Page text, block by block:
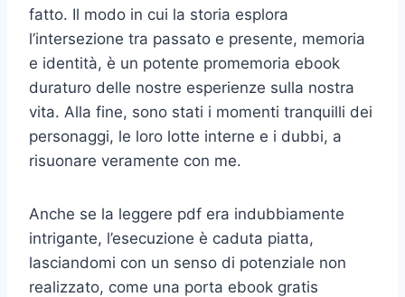
fatto. Il modo in cui la storia esplora
l’intersezione tra passato e presente, memoria
e identità, è un potente promemoria ebook
duraturo delle nostre esperienze sulla nostra
vita. Alla fine, sono stati i momenti tranquilli dei
personaggi, le loro lotte interne e i dubbi, a
risuonare veramente con me.
Anche se la leggere pdf era indubbiamente
intrigante, l’esecuzione è caduta piatta,
lasciandomi con un senso di potenziale non
realizzato, come una porta ebook gratis